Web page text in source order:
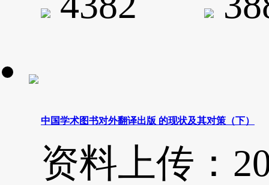
中国学术图书对外翻译出版 的现状及其对策（下）
资料上传：